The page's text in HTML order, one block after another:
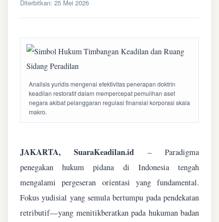
Diterbitkan: 25 Mei 2026
Analisis yuridis mengenai efektivitas penerapan doktrin
keadilan restoratif dalam mempercepat pemulihan aset
negara akibat pelanggaran regulasi finansial korporasi skala
makro.
JAKARTA, SuaraKeadilan.id – Paradigma
penegakan hukum pidana di Indonesia tengah
mengalami pergeseran orientasi yang fundamental.
Fokus yudisial yang semula bertumpu pada pendekatan
retributif—yang menitikberatkan pada hukuman badan